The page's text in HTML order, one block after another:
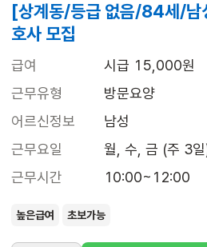
[상계동/등급 없음/84세/남
호사 모집
급여
시급 15,000원
근무유형
방문요양
어르신정보
남성
근무요일
월, 수, 금 (주 3
근무시간
10:00~12:00
높은급여 초보가능